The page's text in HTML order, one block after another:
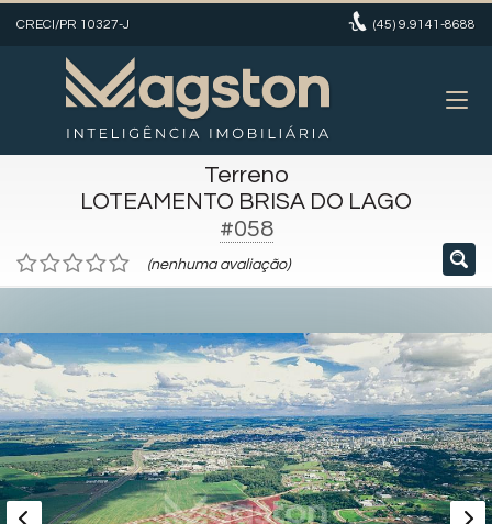
CRECI/PR 10327-J (45) 9.9141-8688
Terreno
LOTEAMENTO BRISA DO LAGO
#058
(nenhuma avaliação)